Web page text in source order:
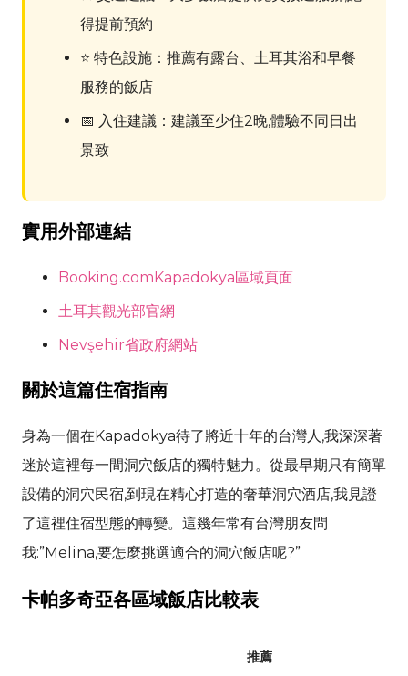
得提前預約
⭐ 特色設施：推薦有露台、土耳其浴和早餐
服務的飯店
📅 入住建議：建議至少住2晚,體驗不同日出
景致
實用外部連結
Booking.com Kapadokya區域頁面
土耳其觀光部官網
Nevşehir省政府網站
關於這篇住宿指南
身為一個在 Kapadokya待了將近十年的台灣人,我深深著
迷於這裡每一間洞穴飯店的獨特魅力。從最早期只有簡單
設備的洞穴民宿,到現在精心打造的奢華洞穴酒店,我見證
了這裡住宿型態的轉變。這幾年常有台灣朋友問
我:” Melina,要怎麼挑選適合的洞穴飯店呢?”
卡帕多奇亞各區域飯店比較表
推薦